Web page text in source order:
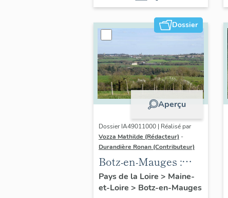
Dossier
Aperçu
Dossier IA49011000 | Réalisé par
Vozza Mathilde (Rédacteur) -
Durandière Ronan (Contributeur)
Botz-en-Mauges :
présentation de la
commune
Pays de la Loire > Maine-
et-Loire > Botz-en-Mauges